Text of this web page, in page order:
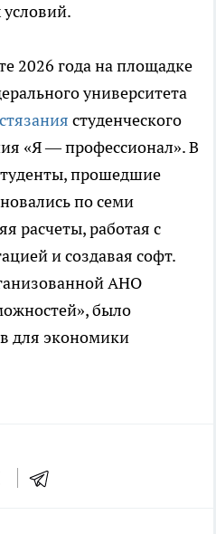
2026 года на площадке
университета
студенческого
«Я — профессионал». В
прошедшие
по семи
расчеты, работая с
и создавая софт.
АНО
было
для экономики